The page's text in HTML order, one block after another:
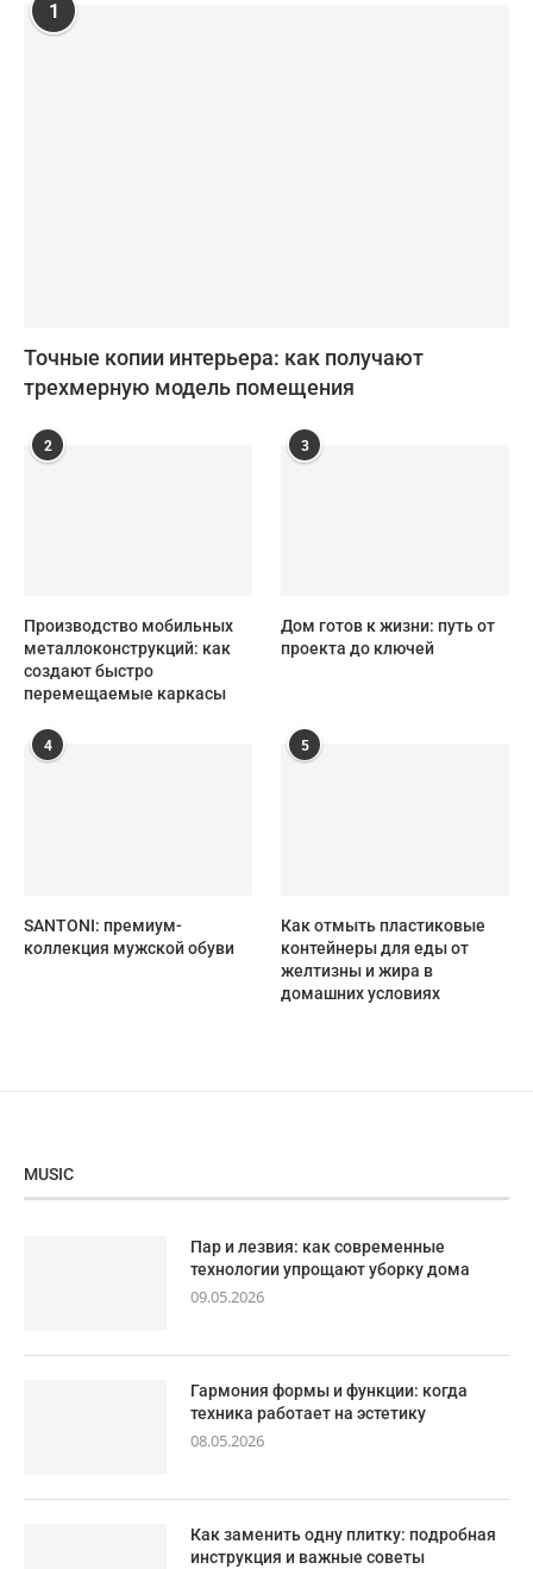
1
Точные копии интерьера: как получают
трехмерную модель помещения
2
Производство мобильных
металлоконструкций: как
создают быстро
перемещаемые каркасы
3
Дом готов к жизни: путь от
проекта до ключей
4
SANTONI: премиум-
коллекция мужской обуви
5
Как отмыть пластиковые
контейнеры для еды от
желтизны и жира в
домашних условиях
MUSIC
Пар и лезвия: как современные
технологии упрощают уборку дома
09.05.2026
Гармония формы и функции: когда
техника работает на эстетику
08.05.2026
Как заменить одну плитку: подробная
инструкция и важные советы